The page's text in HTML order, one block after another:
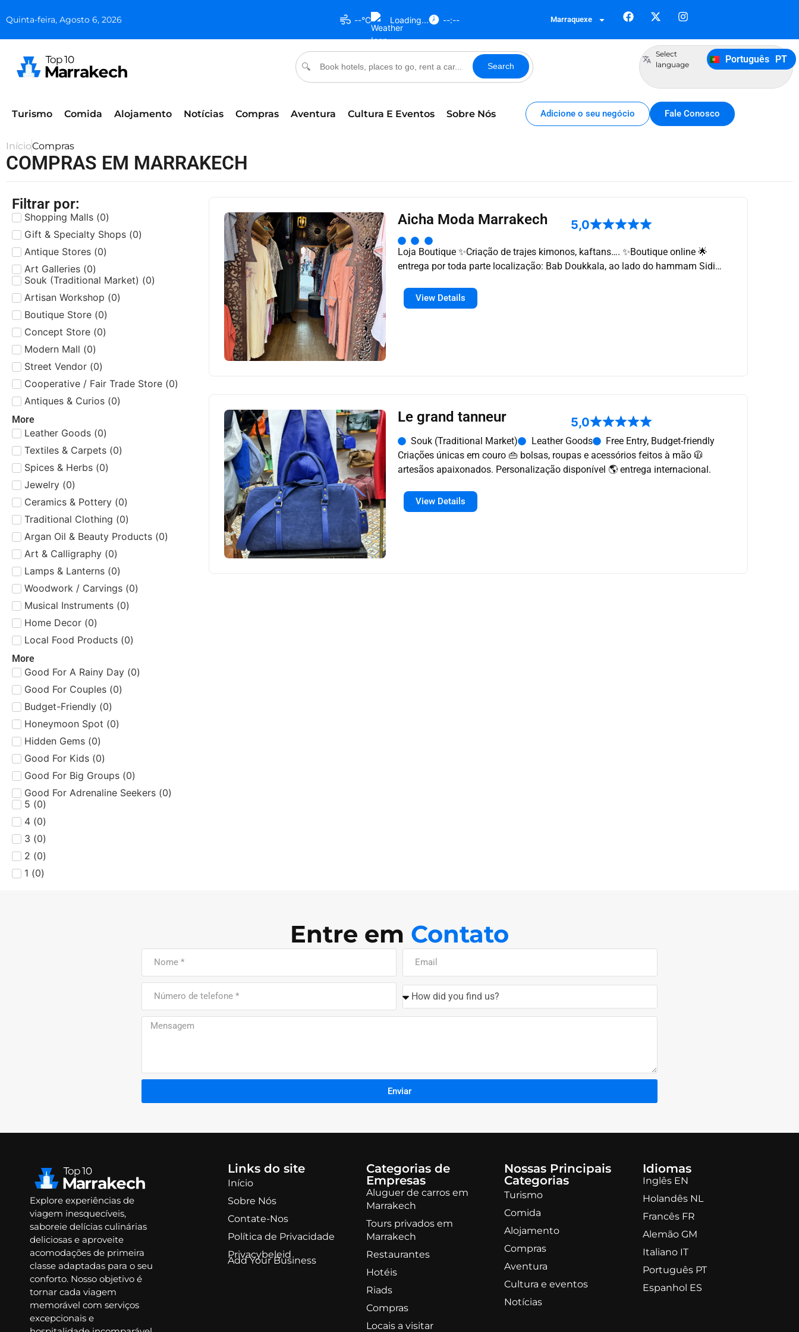
Quinta-feira, Agosto 6, 2026 --°C Loading... --:-- Marraquexe
🔍 Search
Select
language
Português PT
Italiano IT
Español ES
Turismo Comida Alojamento Notícias Compras Aventura Cultura E Eventos Sobre Nós Adicione o seu negócio Fale Conosco
InícioCompras
COMPRAS EM MARRAKECH
Filtrar por:
Shopping Malls (0)
Gift & Specialty Shops (0)
Antique Stores (0)
Art Galleries (0)
Souk (Traditional Market) (0)
Artisan Workshop (0)
Boutique Store (0)
Concept Store (0)
Modern Mall (0)
Street Vendor (0)
Cooperative / Fair Trade Store (0)
Antiques & Curios (0)
More
Leather Goods (0)
Textiles & Carpets (0)
Spices & Herbs (0)
Jewelry (0)
Ceramics & Pottery (0)
Traditional Clothing (0)
Argan Oil & Beauty Products (0)
Art & Calligraphy (0)
Lamps & Lanterns (0)
Woodwork / Carvings (0)
Musical Instruments (0)
Home Decor (0)
Local Food Products (0)
More
Good For A Rainy Day (0)
Good For Couples (0)
Budget-Friendly (0)
Honeymoon Spot (0)
Hidden Gems (0)
Good For Kids (0)
Good For Big Groups (0)
Good For Adrenaline Seekers (0)
5 (0)
4 (0)
3 (0)
2 (0)
1 (0)
Aicha Moda Marrakech 5,0
Loja Boutique ✨️Criação de trajes kimonos, kaftans…. ✨️Boutique online 🌟
entrega por toda parte localização: Bab Doukkala, ao lado do hammam Sidi
View Details
Le grand tanneur 5,0
Souk (Traditional Market) Leather Goods
Free Entry, Budget-friendly
Criações únicas em couro 👜 bolsas, roupas e acessórios feitos à mão 🧥
artesãos apaixonados. Personalização disponível 🌎 entrega internacional.
View Details
Entre em Contato
Enviar
Explore experiências de
viagem inesquecíveis,
saboreie delícias culinárias
deliciosas e aproveite
acomodações de primeira
classe adaptadas para o seu
conforto. Nosso objetivo é
tornar cada viagem
memorável com serviços
excepcionais e
Links do site
Início
Sobre Nós
Contate-Nos
Política de Privacidade
Privacybeleid
Add Your Business
Categorias de
Empresas
Aluguer de carros em
Marrakech
Tours privados em
Marrakech
Restaurantes
Hotéis
Riads
Compras
Locais a visitar
Nossas Principais
Categorias
Turismo
Comida
Alojamento
Compras
Aventura
Cultura e eventos
Notícias
Idiomas
Inglês EN
Holandês NL
Francês FR
Alemão GM
Italiano IT
Português PT
Espanhol ES